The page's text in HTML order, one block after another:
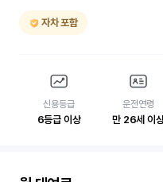
자차 포함
신용등급
6등급 이상
운전연령
만 26세 이